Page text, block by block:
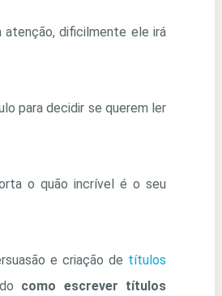
atenção, dificilmente ele irá
para decidir se querem ler
o quão incrível é o seu
e criação de títulos
como escrever títulos